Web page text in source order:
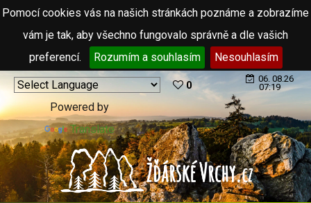
Pomocí cookies vás na našich stránkách poznáme a zobrazíme
vám je tak, aby všechno fungovalo správně a dle vašich
preferencí.
Rozumím a souhlasím Nesouhlasím
Powered by
Translate
0
06. 08.26
07:19